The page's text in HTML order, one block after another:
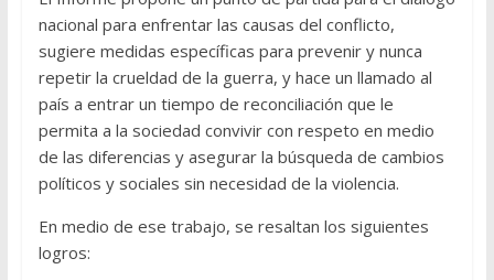
nacional para enfrentar las causas del conflicto,
sugiere medidas específicas para prevenir y nunca
repetir la crueldad de la guerra, y hace un llamado al
país a entrar un tiempo de reconciliación que le
permita a la sociedad convivir con respeto en medio
de las diferencias y asegurar la búsqueda de cambios
políticos y sociales sin necesidad de la violencia.
En medio de ese trabajo, se resaltan los siguientes
logros: